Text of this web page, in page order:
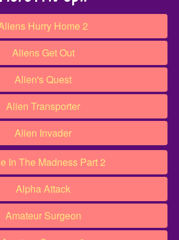
Hurry Home 2
Aliens Get Out
Alien's Quest
Alien Transporter
Alien Invader
In The Madness Part 2
Alpha Attack
Amateur Surgeon